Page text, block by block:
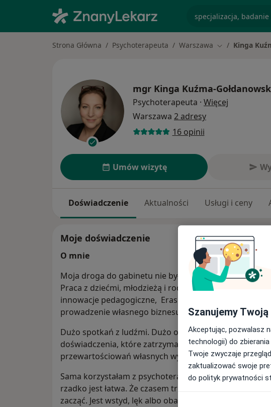
Strona Główna Psychoterapeuta Warszawa Zmień miasto
Kinga
mgr Kinga Kuźma-
Psychoterapeuta · Więcej
Warszawa 2 adresy
16 opinii
Umów wizytę
Doświadczenie Aktualności Usługi i ceny
Moje doświadczenie
O mnie
Moja droga do gabinetu nie była prosta i oczywista.
Praca z dziećmi, młodzieżą i rodzinami. Później
innowacje pedagogiczne, Erasmus+, praca
prowadzenie własnego biznesu.
Dużo spotkań z ludźmi. Dużo odpowiedzialności.
doświadczenia, które zatrzymały mnie i skłoniły do
przewartościowań własnych wyborów.
Sama korzystałam z psychoterapii. Wiem więc, że
rzadko jest łatwa. Że czasem trudno znaleźć słowa. Nie
zacząć. Jest wstyd, lęk albo obawa, czy zostanie się
Szanujemy
Akceptując, pozwalasz
technologii) do
Twoje zwyczaje
zaktualizować swoje
do polityk prywatności